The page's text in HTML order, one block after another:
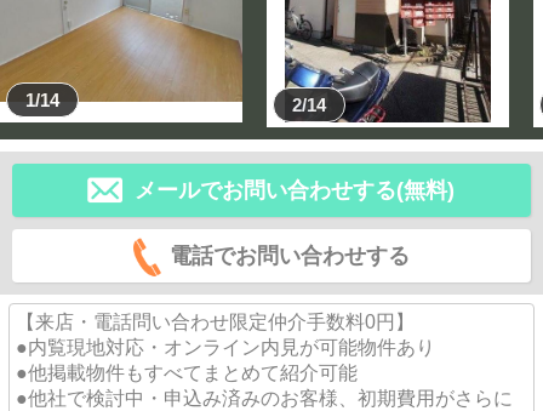
1/14 2/14
メールでお問い合わせする(無料)
電話でお問い合わせする
【来店・電話問い合わせ限定仲介手数料0円】
●内覧現地対応・オンライン内見が可能物件あり
●他掲載物件もすべてまとめて紹介可能
●他社で検討中・申込み済みのお客様、初期費用がさらに